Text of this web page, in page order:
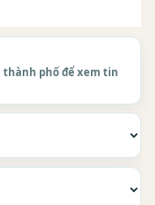
thành phố để xem tin